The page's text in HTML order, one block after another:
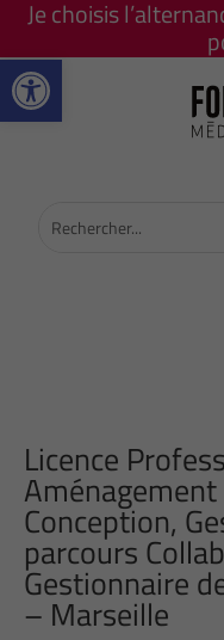
Ouvrir la barre d’outils
Je choisis
Licence
Aménagement
Conception,
parcours
Gestionnaire
– Marseille